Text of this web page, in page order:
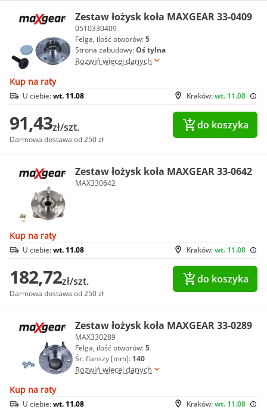
Zestaw łożysk koła MAXGEAR 33-0409
0510330409
Felga, ilość otworów:5
Strona zabudowy:Oś tylna
Rozwiń więcej danych
Kup na raty
Kraków:wt. 11.08
U ciebie:wt. 11.08
91,43zł/szt.
Darmowa dostawa od 250 zł
do koszyka
Zestaw łożysk koła MAXGEAR 33-0642
MAX330642
Kup na raty
Kraków:wt. 11.08
U ciebie:wt. 11.08
182,72zł/szt.
Darmowa dostawa od 250 zł
do koszyka
Zestaw łożysk koła MAXGEAR 33-0289
MAX330289
Felga, ilość otworów:5
Śr. flanszy [mm]: 140
Rozwiń więcej danych
Kup na raty
Kraków:wt. 11.08
U ciebie:wt. 11.08